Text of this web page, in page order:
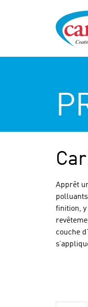
Apprêt
finition, y
couche